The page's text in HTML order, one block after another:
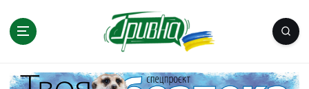
Миколаїв, Одеса, Мелітополь